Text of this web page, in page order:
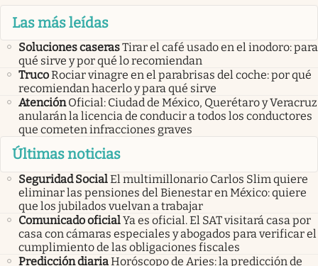
Las más leídas
Soluciones caserasTirar el café usado en el inodoro: para
qué sirve y por qué lo recomiendan
TrucoRociar vinagre en el parabrisas del coche: por qué
recomiendan hacerlo y para qué sirve
Atención Oficial: Ciudad de México, Querétaro y Veracruz
anularán la licencia de conducir a todos los conductores
que cometen infracciones graves
Últimas noticias
Seguridad SocialEl multimillonario Carlos Slim quiere
eliminar las pensiones del Bienestar en México: quiere
que los jubilados vuelvan a trabajar
Comunicado oficialYa es oficial. El SAT visitará casa por
casa con cámaras especiales y abogados para verificar el
cumplimiento de las obligaciones fiscales
Predicción diariaHoróscopo de Aries: la predicción de